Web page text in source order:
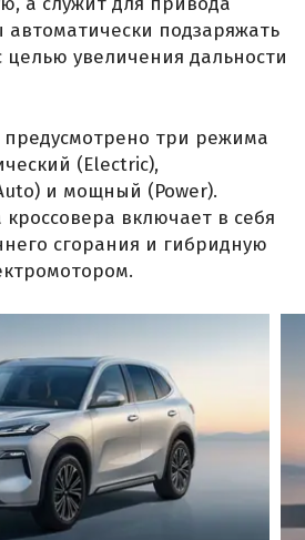
автоматически подзаряжать
целью увеличения дальности
предусмотрено три режима
(Electric),
и мощный (Power).
кроссовера включает в себя
сгорания и гибридную